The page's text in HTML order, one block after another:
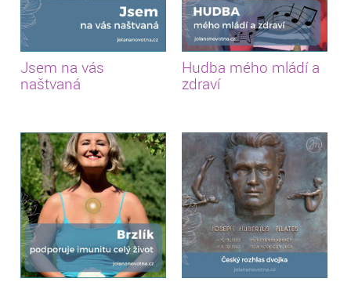
Jsem na vás
naštvaná
Hudba mého mládí a
zdraví